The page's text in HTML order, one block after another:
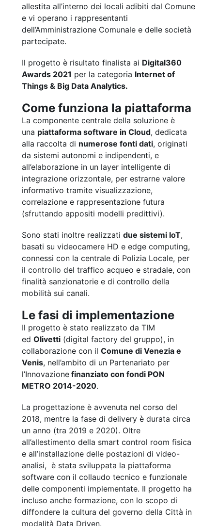
allestita all’interno dei locali adibiti dal Comune
e vi operano i rappresentanti
dell’Amministrazione Comunale e delle società
partecipate.
Il progetto è risultato finalista ai Digital360
Awards 2021 per la categoria Internet of
Things & Big Data Analytics.
Come funziona la piattaforma
La componente centrale della soluzione è
una piattaforma software in Cloud, dedicata
alla raccolta di numerose fonti dati, originati
da sistemi autonomi e indipendenti, e
all’elaborazione in un layer intelligente di
integrazione orizzontale, per estrarne valore
informativo tramite visualizzazione,
correlazione e rappresentazione futura
(sfruttando appositi modelli predittivi).
Sono stati inoltre realizzati due sistemi IoT,
basati su videocamere HD e edge computing,
connessi con la centrale di Polizia Locale, per
il controllo del traffico acqueo e stradale, con
finalità sanzionatorie e di controllo della
mobilità sui canali.
Le fasi di implementazione
Il progetto è stato realizzato da TIM
ed Olivetti(digital factory del gruppo), in
collaborazione con il Comune di Venezia e
Venis, nell’ambito di un Partenariato per
l’Innovazionefinanziato con fondi PON
METRO 2014-2020.
La progettazione è avvenuta nel corso del
2018, mentre la fase di delivery è durata circa
un anno (tra 2019 e 2020). Oltre
all’allestimento della smart control room fisica
e all’installazione delle postazioni di video-
analisi, è stata sviluppata la piattaforma
software con il collaudo tecnico e funzionale
delle componenti implementate. Il progetto ha
incluso anche formazione, con lo scopo di
diffondere la cultura del governo della Città in
modalità Data Driven.